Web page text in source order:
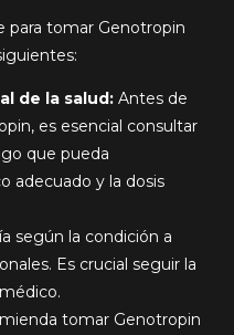
para tomar Genotropin
de la salud: Antes de
es esencial consultar
que pueda
adecuado y la dosis
según la condición a
Es crucial seguir la
tomar Genotropin